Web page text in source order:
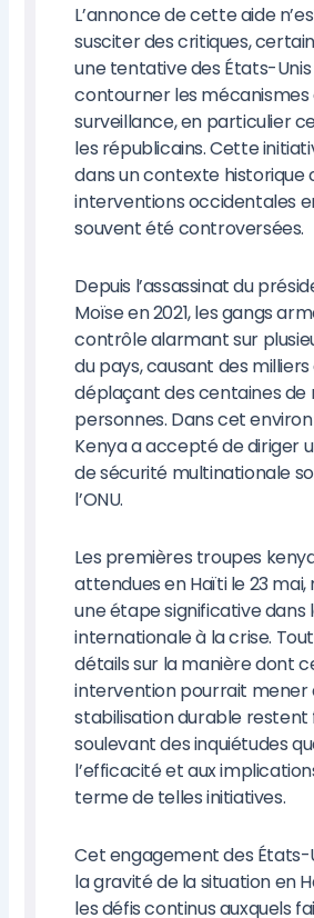
L’annonce de cette aide
susciter des critiques,
une tentative des États-
contourner les mécanismes
surveillance, en particulier
les républicains. Cette
dans un contexte historique
interventions occidentales
souvent été controversées.
Depuis l’assassinat du
Moïse en 2021, les gangs
contrôle alarmant sur
du pays, causant des
déplaçant des centaines de
personnes. Dans cet
Kenya a accepté de diriger
de sécurité multinationale
l’ONU.
Les premières troupes
attendues en Haïti le 23
une étape significative dans
internationale à la crise.
détails sur la manière dont
intervention pourrait mener
stabilisation durable restent
soulevant des inquiétudes
l’efficacité et aux
terme de telles initiatives.
Cet engagement des États-
la gravité de la situation en
les défis continus auxquels